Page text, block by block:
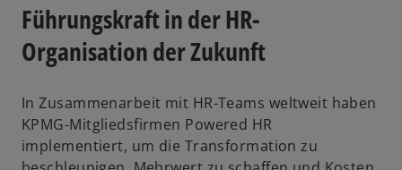
y
Führungskraft in der HR-
Organisation der Zukunft
In Zusammenarbeit mit HR-Teams weltweit haben
KPMG-Mitgliedsfirmen Powered HR
implementiert, um die Transformation zu